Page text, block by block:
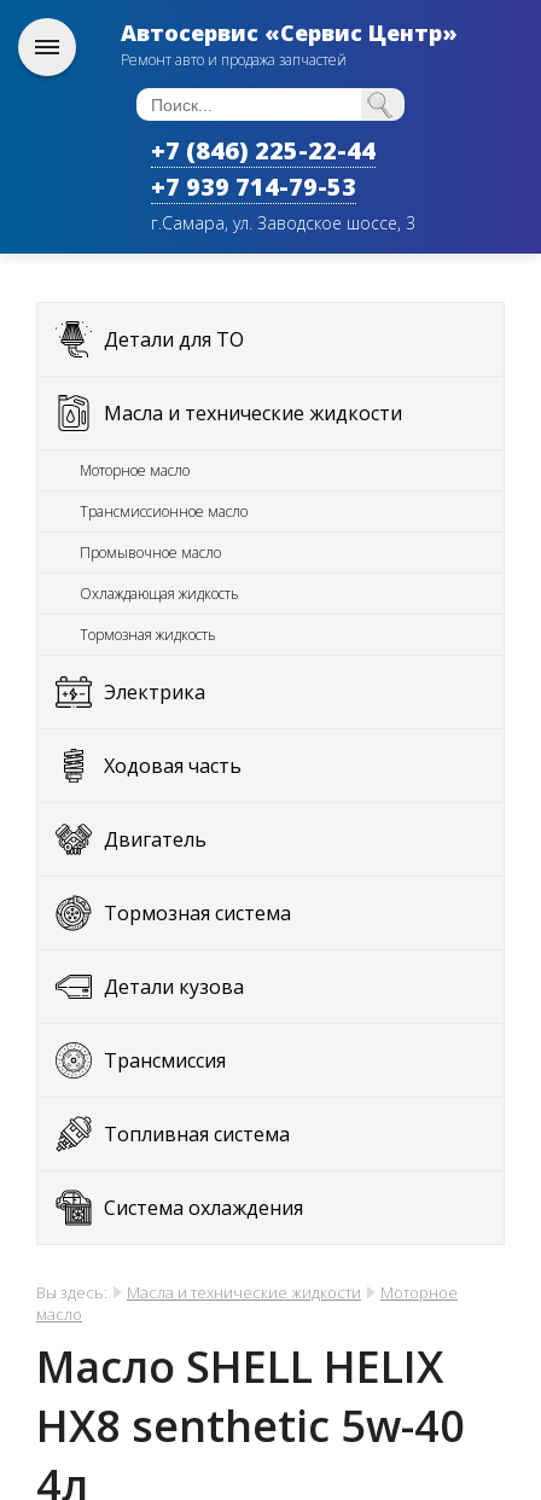
Автосервис «Сервис Центр»
Ремонт авто и продажа запчастей
+7 (846) 225-22-44
+7 939 714-79-53
г.Самара, ул. Заводское шоссе, 3
Детали для ТО
Масла и технические жидкости
Моторное масло
Трансмиссионное масло
Промывочное масло
Охлаждающая жидкость
Тормозная жидкость
Электрика
Ходовая часть
Двигатель
Тормозная система
Детали кузова
Трансмиссия
Топливная система
Система охлаждения
Вы здесь: Масла и технические жидкости
Моторное
масло
Масло SHELL HELIX
HX8 senthetic 5w-40
4л